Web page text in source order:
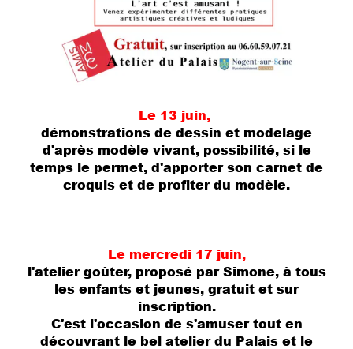
Le 13 juin,
démonstrations de dessin et modelage
d'après modèle vivant, possibilité, si le
temps le permet, d'apporter son carnet de
croquis et de profiter du modèle.
Le mercredi 17 juin,
l'atelier goûter, proposé par Simone, à tous
les enfants et jeunes, gratuit et sur
inscription.
C'est l'occasion de s'amuser tout en
découvrant le bel atelier du Palais et le